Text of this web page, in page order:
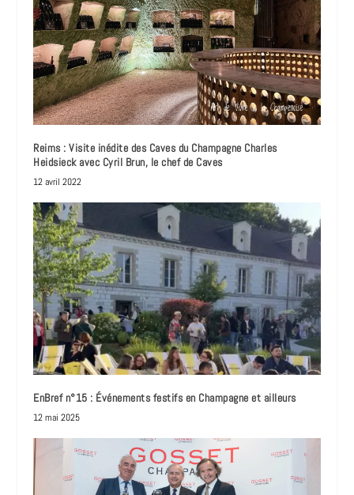
Reims : Visite inédite des Caves du Champagne Charles
Heidsieck avec Cyril Brun, le chef de Caves
12 avril 2022
EnBref n°15 : Événements festifs en Champagne et ailleurs
12 mai 2025